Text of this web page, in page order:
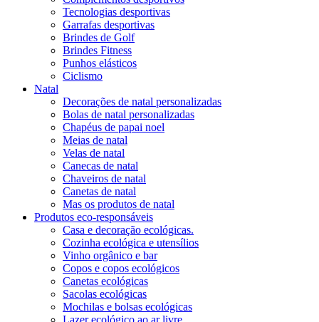
Tecnologias desportivas
Garrafas desportivas
Brindes de Golf
Brindes Fitness
Punhos elásticos
Ciclismo
Natal
Decorações de natal personalizadas
Bolas de natal personalizadas
Chapéus de papai noel
Meias de natal
Velas de natal
Canecas de natal
Chaveiros de natal
Canetas de natal
Mas os produtos de natal
Produtos eco-responsáveis
Casa e decoração ecológicas.
Cozinha ecológica e utensílios
Vinho orgânico e bar
Copos e copos ecológicos
Canetas ecológicas
Sacolas ecológicas
Mochilas e bolsas ecológicas
Lazer ecológico ao ar livre